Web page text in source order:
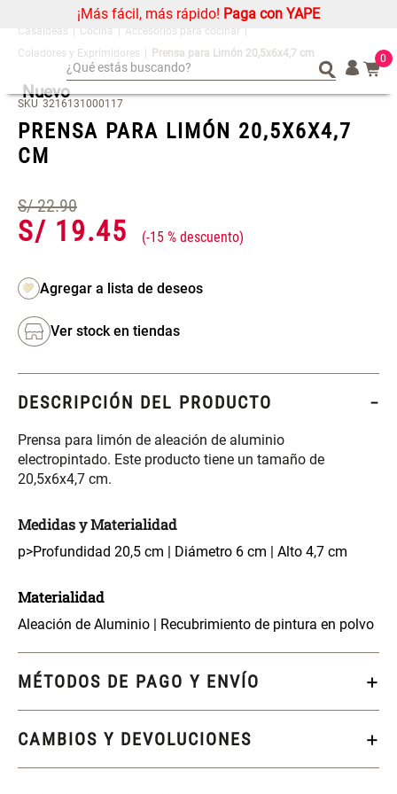
¡Más fácil, más rápido! Paga con YAPE
¿Qué estás buscando? 0
¿Qué estás buscando?
Cocina
Accesorios para cocinar
Coladores y Exprimidores
Prensa para Limón 20,5x6x4,7 cm
Nuevo
SKU 3216131000117
PRENSA PARA LIMÓN 20,5X6X4,7
CM
S/ 22.90
S/ 19.45 -15 %
Ver stock en tiendas
DESCRIPCIÓN DEL PRODUCTO
Prensa para limón de aleación de aluminio
electropintado. Este producto tiene un tamaño de
20,5x6x4,7 cm.
Medidas y Materialidad
p>Profundidad 20,5 cm | Diámetro 6 cm | Alto 4,7 cm
Materialidad
Aleación de Aluminio | Recubrimiento de pintura en polvo
MÉTODOS DE PAGO Y ENVÍO
CAMBIOS Y DEVOLUCIONES
Mueble MDF y Madera Bambú
cm
S/ 349.00S/ 261.00 S/ 104.00
Set Sábanas Algodón satín 240
Hilos
Almohada Memory + Gel
S/ 69.90S/ 59.40 S/ 169.00 S/ 135.20
Comoda Bambú con Puertas 80
x 33 x 80 cm
S/ 319.00 S/ 254.90
Almohada Sensación Plumas
S/ 74.90
Organizador
Cojin
Alfombra
Almohada
Mantel
Platos
Individuales
Cortinas
Organizador
Cojin
Alfombra
Almohada
Mantel
Platos
Individuales
Cortinas